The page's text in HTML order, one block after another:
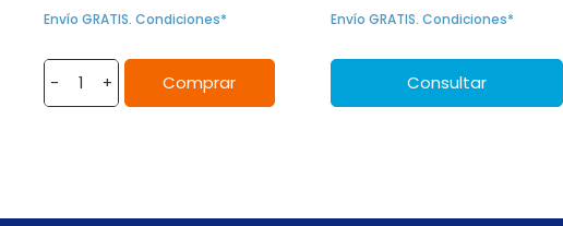
Envío GRATIS. Condiciones*
- + Comprar
Envío GRATIS. Condiciones*
Consultar